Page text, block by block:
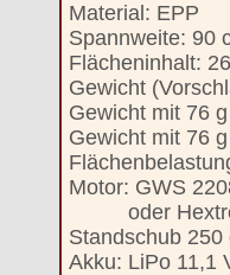
Material: EPP
Spannweite: 90
Flächeninhalt:
Gewicht
Gewicht mit 76
Gewicht mit 76
Motor: GWS
oder
Standschub 250
Akku: LiPo 11,1